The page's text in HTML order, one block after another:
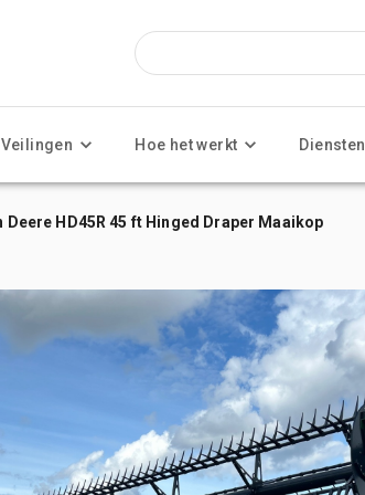
Veilingen Hoe het werkt Diensten
Deere HD45R 45 ft Hinged Draper Maaikop